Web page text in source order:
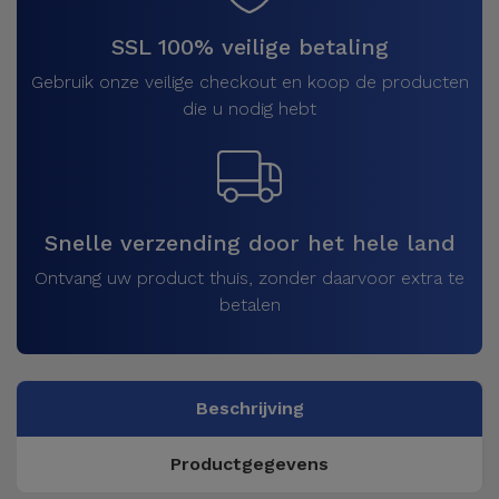
SSL 100% veilige betaling
Gebruik onze veilige checkout en koop de producten
die u nodig hebt
Snelle verzending door het hele land
Ontvang uw product thuis, zonder daarvoor extra te
betalen
Beschrijving
Productgegevens